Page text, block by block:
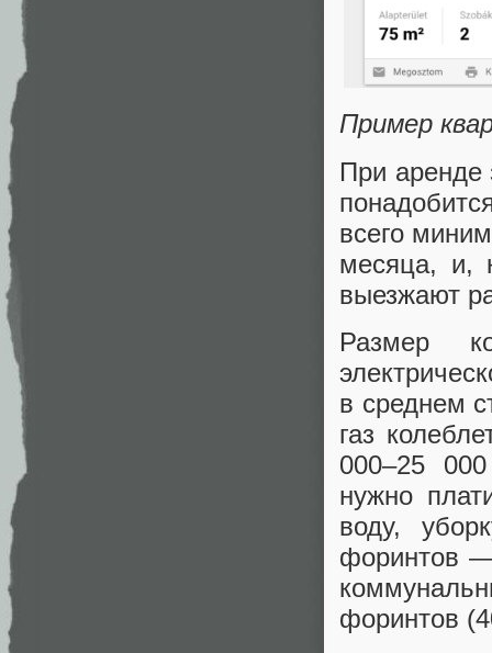
Пример
При аренде
всего
месяца, и,
выезжают
Размер
в среднем
газ
000–25
нужно
воду,
форинтов
форинтов